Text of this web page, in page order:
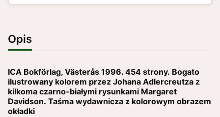
Opis
ICA Bokförlag, Västerås 1996. 454 strony. Bogato
ilustrowany kolorem przez Johana Adlercreutza z
kilkoma czarno-białymi rysunkami Margaret
Davidson. Taśma wydawnicza z kolorowym obrazem
okładki